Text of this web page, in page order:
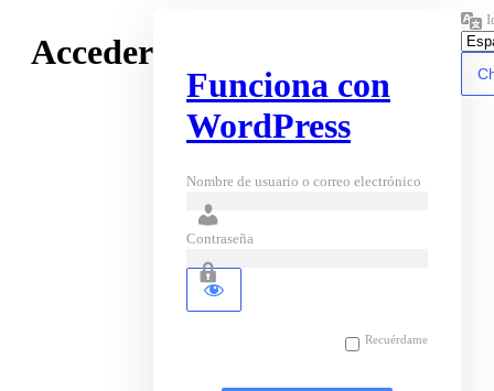
Acceder
Funciona con
WordPress
Nombre de usuario o correo electrónico
Contraseña
Recuérdame